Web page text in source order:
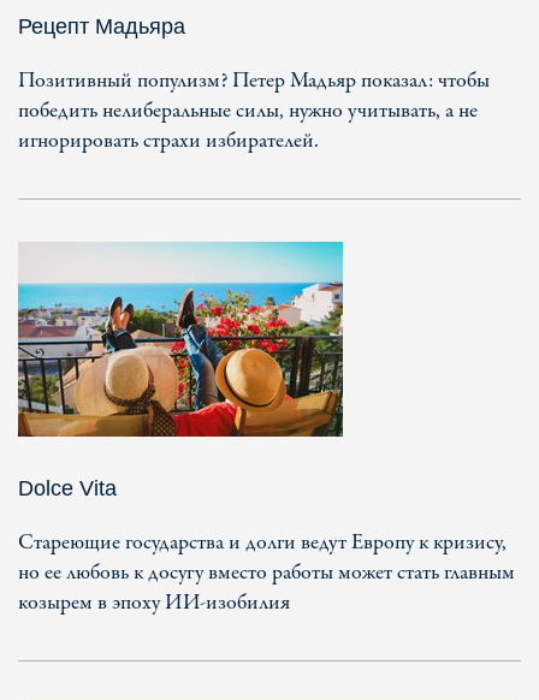
Рецепт Мадьяра
Позитивный популизм? Петер Мадьяр показал: чтобы
победить нелиберальные силы, нужно учитывать, а не
игнорировать страхи избирателей.
Dolce Vita
Стареющие государства и долги ведут Европу к кризису,
но ее любовь к досугу вместо работы может стать главным
козырем в эпоху ИИ-изобилия